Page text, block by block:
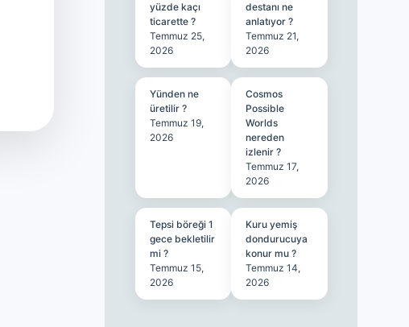
yüzde kaçı
ticarette ?
Temmuz 25,
2026
destanı ne
anlatıyor ?
Temmuz 21,
2026
Yünden ne
üretilir ?
Temmuz 19,
2026
Cosmos
Possible
Worlds
nereden
izlenir ?
Temmuz 17,
2026
Tepsi böreği 1
gece bekletilir
mi ?
Temmuz 15,
2026
Kuru yemiş
dondurucuya
konur mu ?
Temmuz 14,
2026